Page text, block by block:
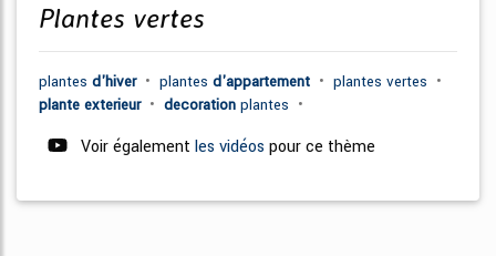
plantes vertes
plantes d'hiver • plantes d'appartement • plantes vertes •
plante exterieur • decoration plantes •
Voir également les vidéos pour ce thème